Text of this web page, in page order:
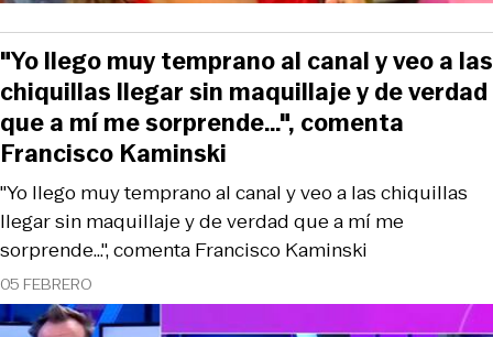
05 FEBRERO
"Yo llego muy temprano al canal y veo a las chiquillas
llegar sin maquillaje y de verdad que a mí me
sorprende…", comenta Francisco Kaminski
"Yo llego muy temprano al canal y veo a las
chiquillas llegar sin maquillaje y de verdad
que a mí me sorprende…", comenta
Francisco Kaminski